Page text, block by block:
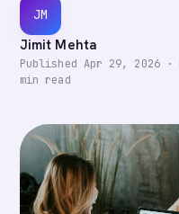
JM
Jimit Mehta
Published Apr 29, 2026·
min read